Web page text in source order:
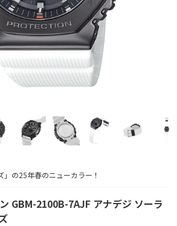
GBM-2100B-7AJF アナデジ ソーラ
の25年春のニューカラー！